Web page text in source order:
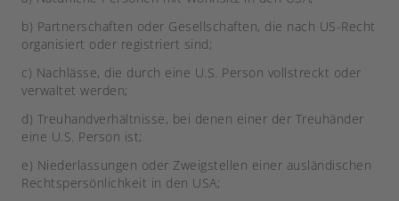
b) Partnerschaften oder Gesellschaften, die nach US-Recht
organisiert oder registriert sind;
c) Nachlässe, die durch eine U.S. Person vollstreckt oder
verwaltet werden;
d) Treuhandverhältnisse, bei denen einer der Treuhänder
eine U.S. Person ist;
e) Niederlassungen oder Zweigstellen einer ausländischen
Rechtspersönlichkeit in den USA;